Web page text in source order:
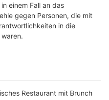
einem Fall an das
gegen Personen, die mit
in die